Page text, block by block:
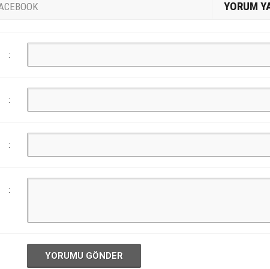
YORUM
:
:
:
:
YORUMU GÖNDER